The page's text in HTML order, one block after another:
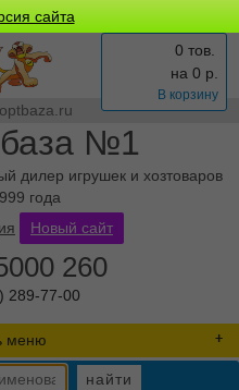
сайта
№1
дилер игрушек и хозтоваров
года
0 тов.
на 0 р.
В корзину
Новый сайт
260
289-77-00
меню
найти